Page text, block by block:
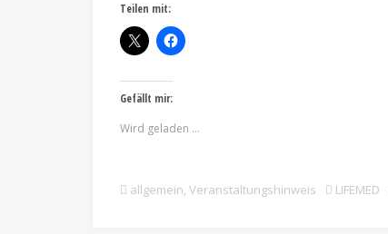
Teilen mit:
Gefällt mir:
Wird geladen …
allgemein, Veranstaltungshinweis LIFEMED